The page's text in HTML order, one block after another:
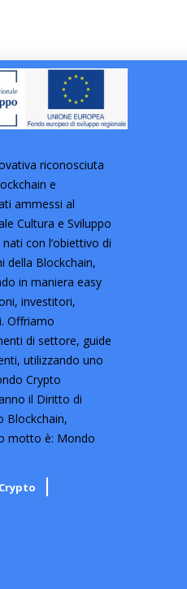
riconosciuta
e
ammessi al
Cultura e Sviluppo
con l’obiettivo di
della Blockchain,
in maniera easy
investitori,
Offriamo
di settore, guide
utilizzando uno
Crypto
il Diritto di
Blockchain,
motto è: Mondo